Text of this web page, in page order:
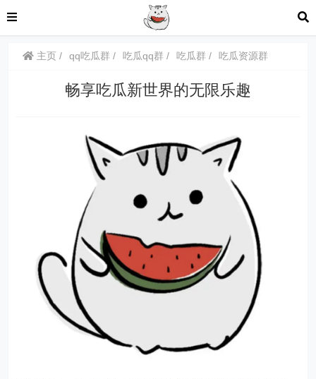
主页 qq吃瓜群 吃瓜qq群 吃瓜群 吃瓜资源群
畅享吃瓜新世界的无限乐趣